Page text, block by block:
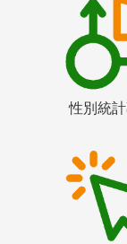
性別統